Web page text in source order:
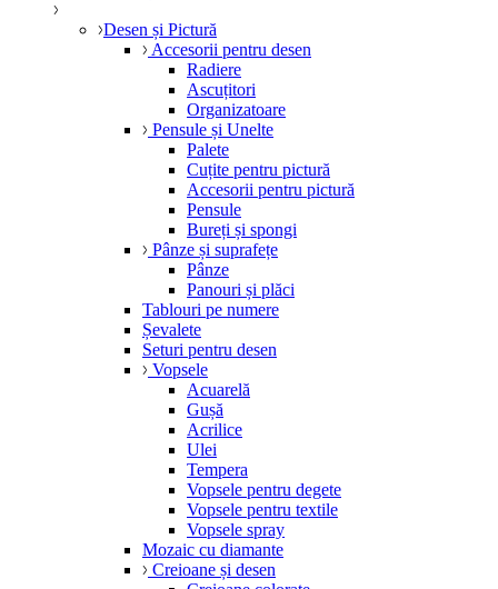
Desen și Pictură
Accesorii pentru desen
Radiere
Ascuțitori
Organizatoare
Pensule și Unelte
Palete
Cuțite pentru pictură
Accesorii pentru pictură
Pensule
Bureți și spongi
Pânze și suprafețe
Pânze
Panouri și plăci
Tablouri pe numere
Șevalete
Seturi pentru desen
Vopsele
Acuarelă
Gușă
Acrilice
Ulei
Tempera
Vopsele pentru degete
Vopsele pentru textile
Vopsele spray
Mozaic cu diamante
Creioane și desen